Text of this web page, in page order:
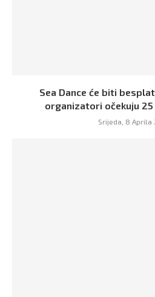
Sea Dance će biti
organizatori očekuju
Srijeda, 8 Aprila